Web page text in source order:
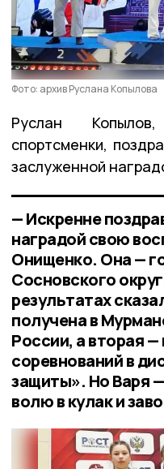
Фото: архив Руслана Копылова
Руслан
спортсменки,
заслуженной
— Искренне
наградой свою
Онищенко. Она —
Сосновского
результатах
получена в
России, а вторая —
соревнований в
защиты». Но Варя
волю в кулак и